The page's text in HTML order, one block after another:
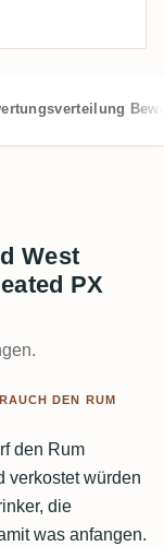
West
PX
DEN RUM
den Rum
verkostet würden
die
was anfangen.